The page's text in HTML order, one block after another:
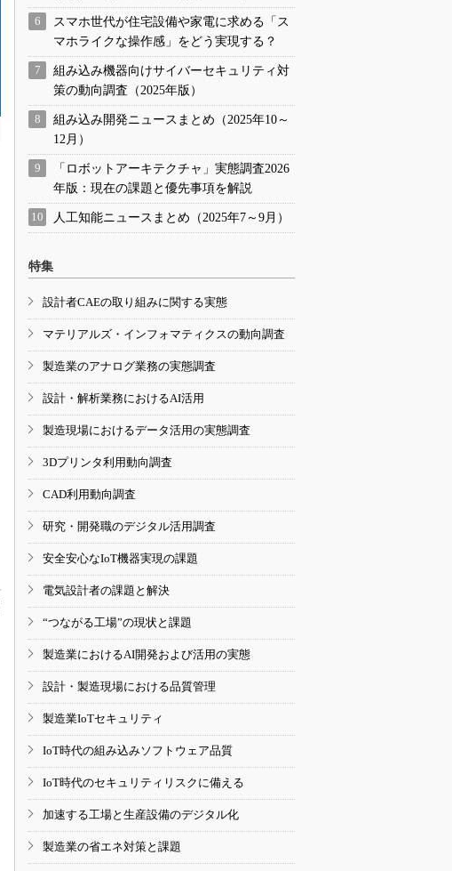
スマホ世代が住宅設備や家電に求める「ス
マホライクな操作感」をどう実現する？
組み込み機器向けサイバーセキュリティ対
策の動向調査（2025年版）
組み込み開発ニュースまとめ（2025年10～
12月）
「ロボットアーキテクチャ」実態調査2026
年版：現在の課題と優先事項を解説
人工知能ニュースまとめ（2025年7～9月）
特集
設計者CAEの取り組みに関する実態
マテリアルズ・インフォマティクスの動向調査
製造業のアナログ業務の実態調査
設計・解析業務におけるAI活用
製造現場におけるデータ活用の実態調査
3Dプリンタ利用動向調査
CAD利用動向調査
研究・開発職のデジタル活用調査
安全安心なIoT機器実現の課題
電気設計者の課題と解決
“つながる工場”の現状と課題
製造業におけるAI開発および活用の実態
設計・製造現場における品質管理
製造業IoTセキュリティ
IoT時代の組み込みソフトウェア品質
IoT時代のセキュリティリスクに備える
加速する工場と生産設備のデジタル化
製造業の省エネ対策と課題